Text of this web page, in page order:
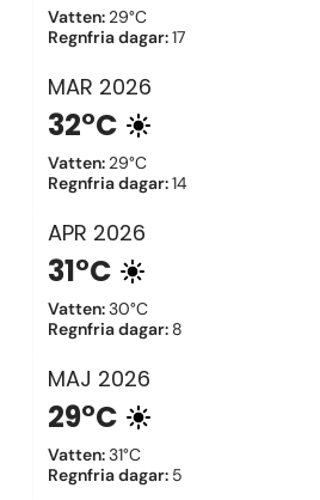
Vatten: 29°C
Regnfria dagar:17
MAR 2026
32°C
Vatten: 29°C
Regnfria dagar:14
APR 2026
31°C
Vatten:30°C
Regnfria dagar: 8
MAJ 2026
29°C
Vatten:31°C
Regnfria dagar: 5